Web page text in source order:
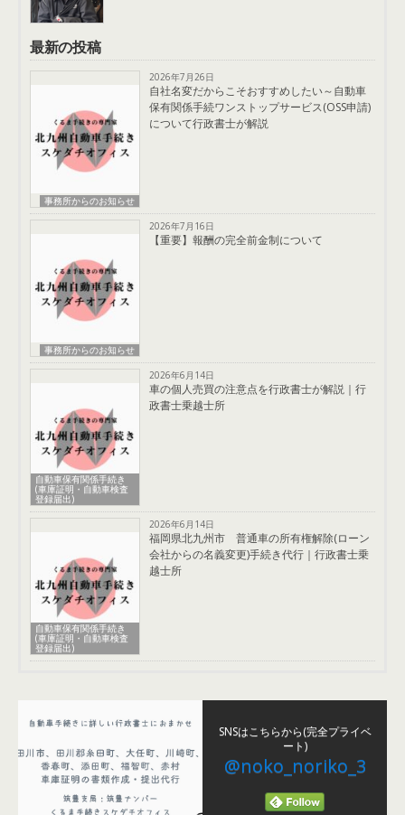
最新の投稿
事務所からのお知らせ
2026年7月26日
自社名変だからこそおすすめしたい～自動車
保有関係手続ワンストップサービス(OSS申請)
について行政書士が解説
事務所からのお知らせ
2026年7月16日
【重要】報酬の完全前金制について
自動車保有関係手続き
(車庫証明・自動車検査
登録届出)
2026年6月14日
車の個人売買の注意点を行政書士が解説｜行
政書士乗越士所
自動車保有関係手続き
(車庫証明・自動車検査
登録届出)
2026年6月14日
福岡県北九州市 普通車の所有権解除(ローン
会社からの名義変更)手続き代行｜行政書士乗
越士所
SNSはこちらから(完全プライベ
ート)
@noko_noriko_3